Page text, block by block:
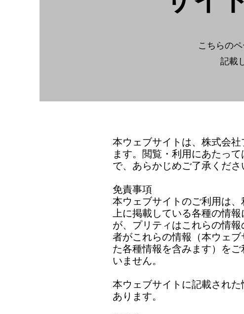
こちらの
記載
本ウェブサイトは、株式会
ます。閲覧・利用にあたっ
で、あらかじめご了承くだ
免責事項
本ウェブサイトのご利用は
上に掲載している各種の情
が、プリティはこれらの情
者がこれらの情報（本ウェ
た各種情報を含みます）を
いません。
本ウェブサイトに記載され
あります。